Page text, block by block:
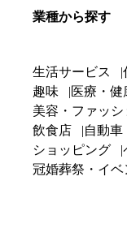
業種から探す
生活サービス
趣味
医療・健
美容・ファッシ
飲食店
自動車
ショッピング
冠婚葬祭・イベ